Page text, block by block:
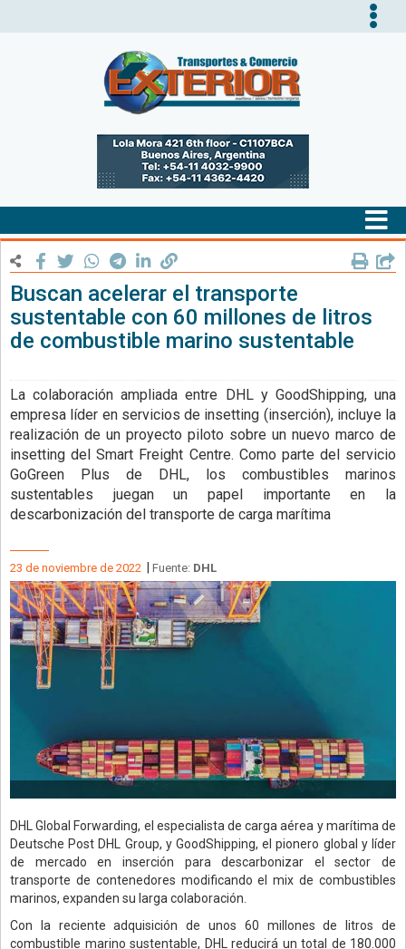
Buscan acelerar el transporte
sustentable con 60 millones de litros
de combustible marino sustentable
La colaboración ampliada entre DHL y GoodShipping, una
empresa líder en servicios de insetting (inserción), incluye la
realización de un proyecto piloto sobre un nuevo marco de
insetting del Smart Freight Centre. Como parte del servicio
GoGreen Plus de DHL, los combustibles marinos
sustentables juegan un papel importante en la
descarbonización del transporte de carga marítima
23 de noviembre de 2022 Fuente: DHL
DHL Global Forwarding, el especialista de carga aérea y marítima de
Deutsche Post DHL Group, y GoodShipping, el pionero global y líder
de mercado en inserción para descarbonizar el sector de
transporte de contenedores modificando el mix de combustibles
marinos, expanden su larga colaboración.
Con la reciente adquisición de unos 60 millones de litros de
combustible marino sustentable, DHL reducirá un total de 180.000